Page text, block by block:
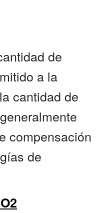
de
a la
cantidad de
compensación
de